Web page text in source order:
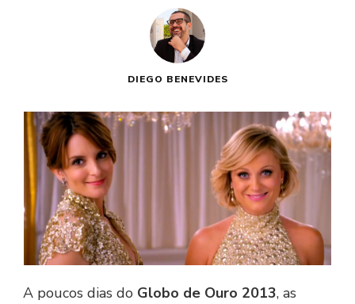
DIEGO BENEVIDES
A poucos dias do Globo de Ouro 2013, as